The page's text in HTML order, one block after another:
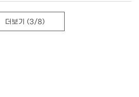
더보기 (3/8)